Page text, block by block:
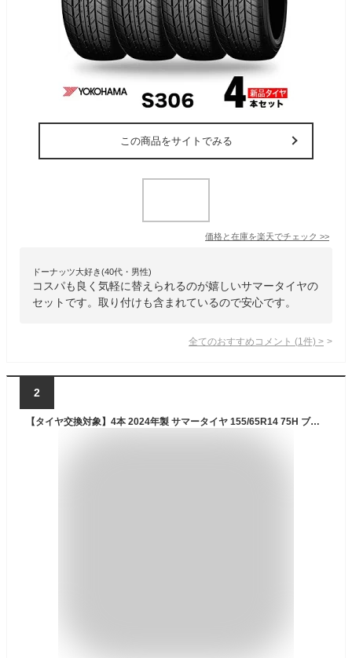
この商品をサイトでみる
価格と在庫を楽天でチェック >>
ドーナッツ大好き(40代・男性)
コスパも良く気軽に替えられるのが嬉しいサマータイヤの
セットです。取り付けも含まれているので安心です。
全てのおすすめコメント (1 件) >
2
【タイヤ交換対象】4本 2024年製 サマータイヤ 155/65R14 75H ブリヂストン エコピア NH200 C BRIDGESTONE ECOPIA NH200 C